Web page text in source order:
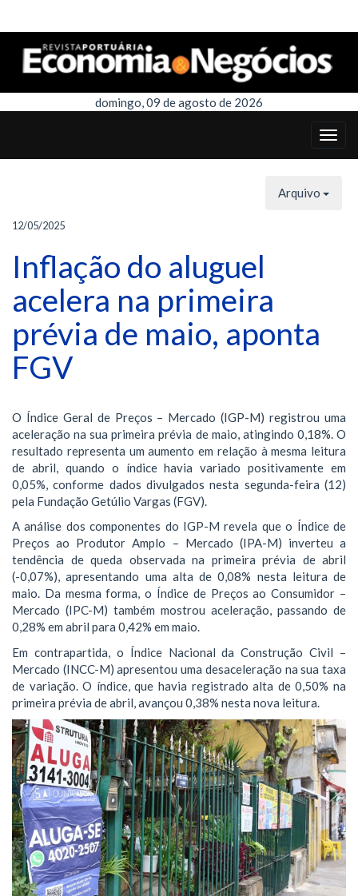
domingo, 09 de agosto de 2026
Arquivo
12/05/2025
Inflação do aluguel
acelera na primeira
prévia de maio, aponta
FGV
O Índice Geral de Preços – Mercado (IGP-M) registrou uma
aceleração na sua primeira prévia de maio, atingindo 0,18%. O
resultado representa um aumento em relação à mesma leitura
de abril, quando o índice havia variado positivamente em
0,05%, conforme dados divulgados nesta segunda-feira (12)
pela Fundação Getúlio Vargas (FGV).
A análise dos componentes do IGP-M revela que o Índice de
Preços ao Produtor Amplo – Mercado (IPA-M) inverteu a
tendência de queda observada na primeira prévia de abril
(-0,07%), apresentando uma alta de 0,08% nesta leitura de
maio. Da mesma forma, o Índice de Preços ao Consumidor –
Mercado (IPC-M) também mostrou aceleração, passando de
0,28% em abril para 0,42% em maio.
Em contrapartida, o Índice Nacional da Construção Civil –
Mercado (INCC-M) apresentou uma desaceleração na sua taxa
de variação. O índice, que havia registrado alta de 0,50% na
primeira prévia de abril, avançou 0,38% nesta nova leitura.